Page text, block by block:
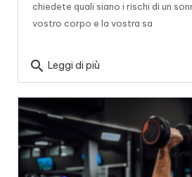
chiedete quali siano i rischi di un
vostro corpo e la vostra sa
search Leggi di più